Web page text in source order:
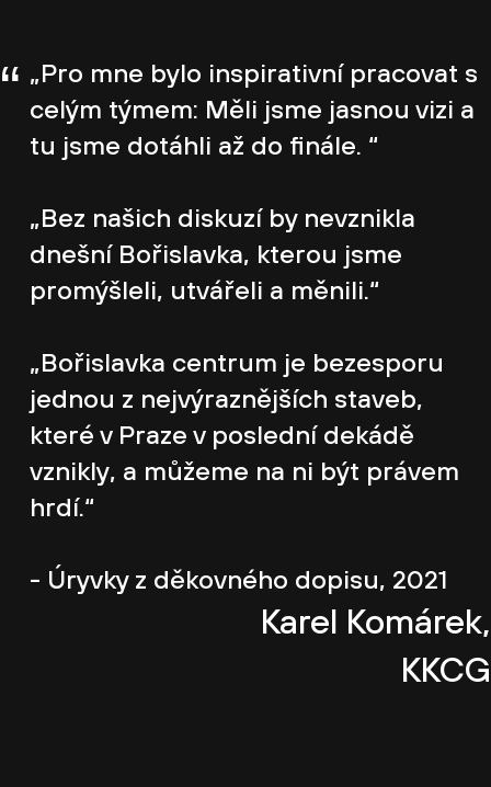
Karel Komárek,
KKCG
“ „Pro mne bylo inspirativní pracovat s
celým týmem: Měli jsme jasnou vizi a
tu jsme dotáhli až do finále. “
„Bez našich diskuzí by nevznikla
dnešní Bořislavka, kterou jsme
promýšleli, utvářeli a měnili.“
„Bořislavka centrum je bezesporu
jednou z nejvýraznějších staveb,
které v Praze v poslední dekádě
vznikly, a můžeme na ni být právem
hrdí.“
- Úryvky z děkovného dopisu, 2021